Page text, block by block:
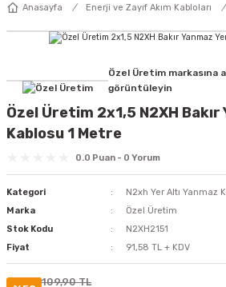
Anasayfa Enerji ve Zayıf Akım Kabloları
Özel Üretim
görüntüleyin
Özel Üretim 2x1,5 N2XH Bakır
Kablosu 1 Metre
0.0 Puan - 0 Yorum
Kategori
N2xh Yer Altı Yanmaz
Marka
Özel Üretim
Stok Kodu
N2XH2151
Fiyat
91,58 TL + KDV
109,90 TL